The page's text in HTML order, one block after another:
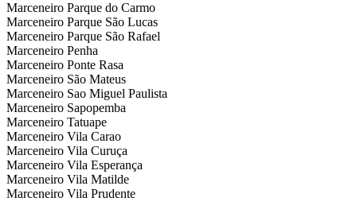
Marceneiro Parque do Carmo
Marceneiro Parque São Lucas
Marceneiro Parque São Rafael
Marceneiro Penha
Marceneiro Ponte Rasa
Marceneiro São Mateus
Marceneiro Sao Miguel Paulista
Marceneiro Sapopemba
Marceneiro Tatuape
Marceneiro Vila Carao
Marceneiro Vila Curuça
Marceneiro Vila Esperança
Marceneiro Vila Matilde
Marceneiro Vila Prudente